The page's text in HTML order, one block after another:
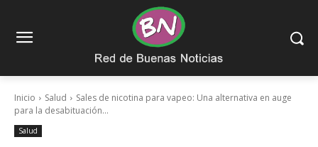
Inicio Salud
Sales de nicotina para vapeo: Una alternativa en auge
para la desabituación...
Salud